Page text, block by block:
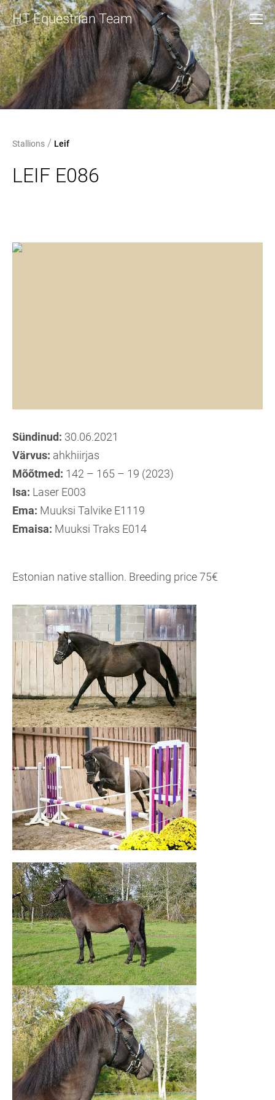
HT Equestrian Team
Stallions / Leif
LEIF E086
Sündinud: 30.06.2021
Värvus: ahkhiirjas
Mõõtmed: 142 – 165 – 19 (2023)
Isa: Laser E003
Ema: Muuksi Talvike E1119
Emaisa: Muuksi Traks E014
Estonian native stallion. Breeding price 75€